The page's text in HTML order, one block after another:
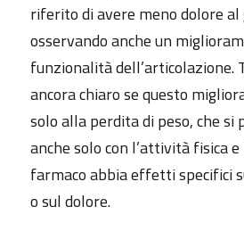
riferito di avere meno dolore al
osservando anche un
funzionalità dell’articolazione.
ancora chiaro se questo
solo alla perdita di peso, che si
anche solo con l’attività fisica
farmaco abbia effetti specifici
o sul dolore.